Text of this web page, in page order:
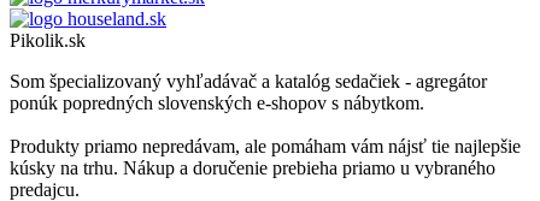
Pikolik.sk
Som špecializovaný vyhľadávač a katalóg sedačiek - agregátor
ponúk popredných slovenských e-shopov s nábytkom.
Produkty priamo nepredávam, ale pomáham vám nájsť tie najlepšie
kúsky na trhu. Nákup a doručenie prebieha priamo u vybraného
predajcu.